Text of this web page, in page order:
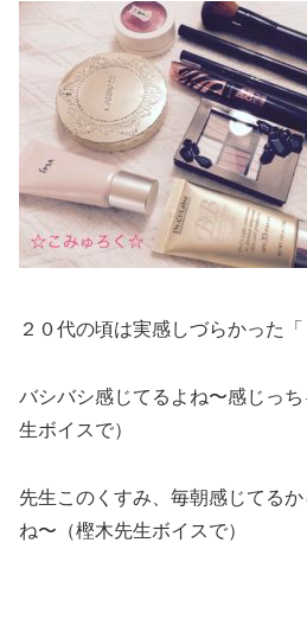
２０代の頃は実感しづらかった「
バシバシ感じてるよね〜感じっ
生ボイスで）
先生このくすみ、毎朝感じてる
ね〜（樫木先生ボイスで）